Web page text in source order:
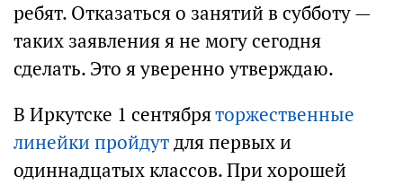
ребят. Отказаться о занятий в субботу —
таких заявления я не могу сегодня
сделать. Это я уверенно утверждаю.
В Иркутске 1 сентябряторжественные
линейки пройдутдля первых и
одиннадцатых классов. При хорошей